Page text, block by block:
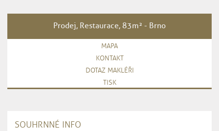
Prodej, Restaurace, 83m² - Brno
MAPA
KONTAKT
DOTAZ MAKLÉŘI
TISK
SOUHRNNÉ INFO